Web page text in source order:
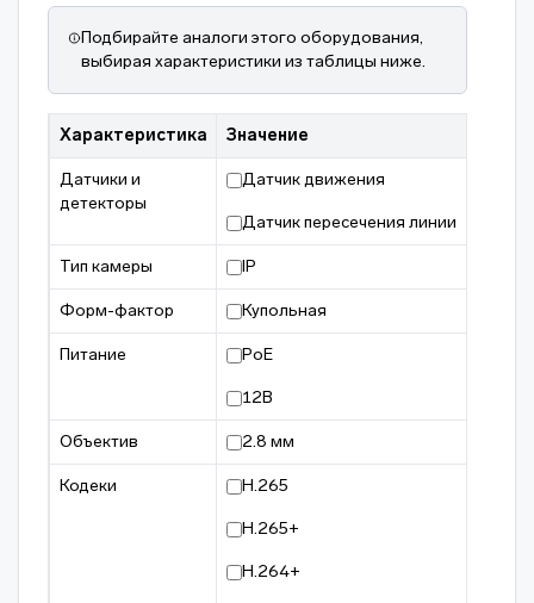
Подбирайте аналоги этого оборудования,
выбирая характеристики из таблицы ниже.
Характеристика Значение
Датчики и
детекторы
Датчик движения
Датчик пересечения линии
Тип камеры IP
Форм-фактор Купольная
Питание PoE
12В
Объектив 2.8 мм
Кодеки H.265
H.265+
H.264+